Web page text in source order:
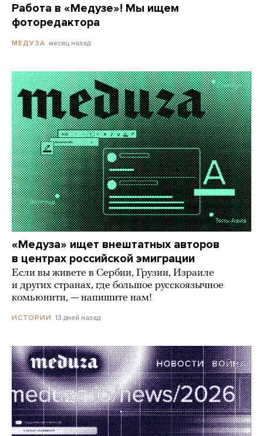
Работа в «Медузе»! Мы ищем
фоторедактора
МЕДУЗА месяц назад
«Медуза» ищет внештатных авторов
в центрах российской эмиграции
Если вы живете в Сербии, Грузии, Израиле
и других странах, где большое русскоязычное
комьюнити, — напишите нам!
ИСТОРИИ 13 дней назад